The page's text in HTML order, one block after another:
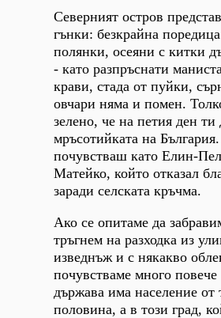
Северният остров
гънки: безкрайна
полянки, осеяни с китки
- като разпръснати
крави, стада от пуйки,
овчари няма и помен.
зелено, че на петия ден ти
мръсотийката на
почувстваш като Елин-
Матейко, който отказал
заради селската кръчма.
Ако се опитаме да
тръгнем на разходка из
изведнъж и с някакво
почувстваме много
държава има население
половина, а в този град,